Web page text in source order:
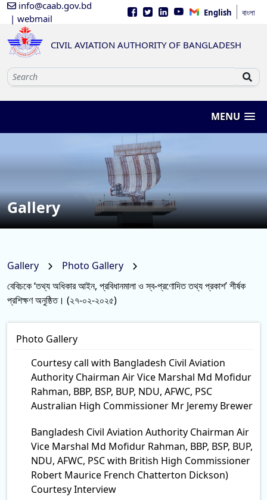
info@caab.gov.bd
| webmail
English বাংলা
CIVIL AVIATION AUTHORITY OF BANGLADESH
MENU
Gallery
Gallery
Photo Gallery
বেবিচকে ‘তথ্য অধিকার আইন, প্রবিধানমালা ও স্ব-প্রণোদিত তথ্য প্রকাশ’ শীর্ষক
প্রশিক্ষণ অনুষ্ঠিত। (২৭-০২-২০২৫)
Photo Gallery
Courtesy call with Bangladesh Civil Aviation
Authority Chairman Air Vice Marshal Md Mofidur
Rahman, BBP, BSP, BUP, NDU, AFWC, PSC
Australian High Commissioner Mr Jeremy Brewer
Bangladesh Civil Aviation Authority Chairman Air
Vice Marshal Md Mofidur Rahman, BBP, BSP, BUP,
NDU, AFWC, PSC with British High Commissioner
Robert Maurice French Chatterton Dickson)
Courtesy Interview